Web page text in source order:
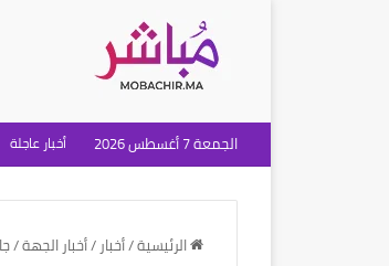
الجمعة 7 أغسطس 2026 أخبار عاجلة
الرئيسية/أخبار /أخبار الجهة/